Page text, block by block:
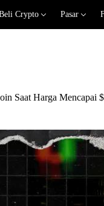
Crypto Pasar
Saat Harga Mencapai